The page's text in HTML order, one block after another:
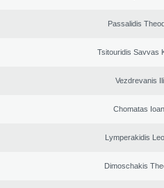
Passalidis
Tsitouridis Savvas
Vezdrevanis
Chomatas
Lymperakidis
Dimoschakis